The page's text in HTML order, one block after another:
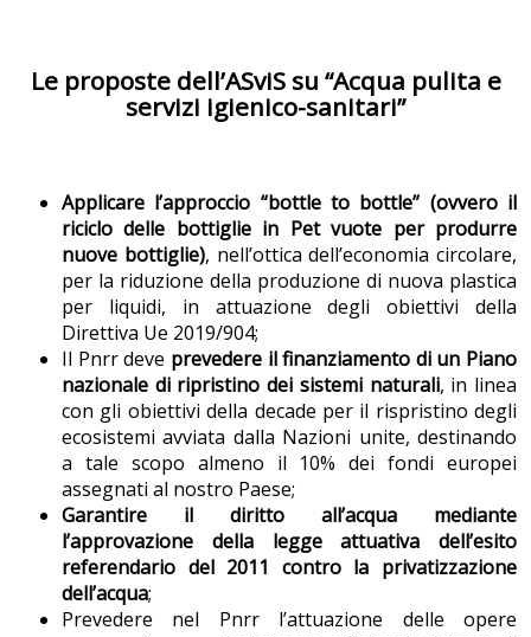
Le proposte dell’ASviS su “Acqua pulita e
servizi igienico-sanitari”
Applicare l’approccio “bottle to bottle” (ovvero il
riciclo delle bottiglie in Pet vuote per produrre
nuove bottiglie), nell’ottica dell’economia circolare,
per la riduzione della produzione di nuova plastica
per liquidi, in attuazione degli obiettivi della
Direttiva Ue 2019/904;
Il Pnrr deve prevedere il finanziamento di un Piano
nazionale di ripristino dei sistemi naturali, in linea
con gli obiettivi della decade per il rispristino degli
ecosistemi avviata dalla Nazioni unite, destinando
a tale scopo almeno il 10% dei fondi europei
assegnati al nostro Paese;
Garantire il diritto all’acqua mediante
l’approvazione della legge attuativa dell’esito
referendario del 2011 contro la privatizzazione
dell’acqua;
Prevedere nel Pnrr l’attuazione delle opere